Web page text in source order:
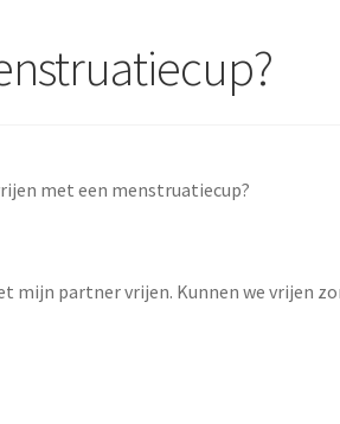
met een menstruatiecup?
mijn partner vrijen. Kunnen we vrijen